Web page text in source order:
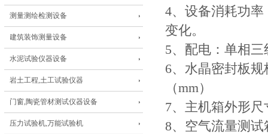
测量测绘检测设备
建筑装饰测量设备
水泥试验仪器设备
岩土工程,土工试验仪器
门窗,陶瓷管材测试仪器设备
压力试验机,万能试验机
4、设备消耗功
变化。
5、配电：单相
6、水晶密封板规
（mm）
7、主机箱外形尺
8、空气流量测试